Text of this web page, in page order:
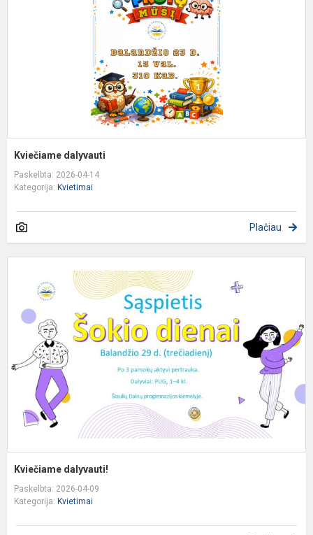
Kviečiame dalyvauti​
Paskelbta: 2026-04-14
Kategorija: Kvietimai
Plačiau
Kviečiame dalyvauti!
Paskelbta: 2026-04-09
Kategorija: Kvietimai